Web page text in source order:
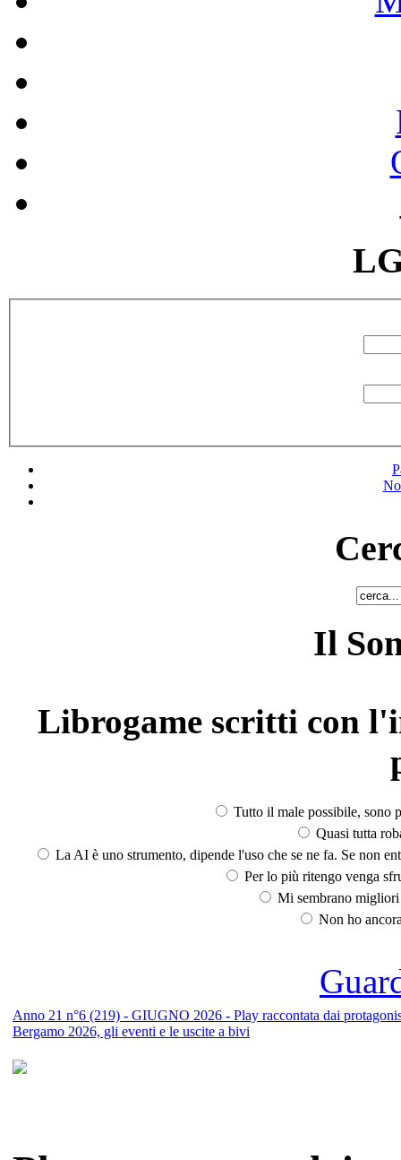
Il
Librogame scritti con
Tutto il male possibile, sono
Quasi tutta
La AI è uno strumento, dipende l'uso che se ne fa. Se non
Per lo più ritengo venga
Mi sembrano
Non ho
Anno 21 n°6 (219) - GIUGNO 2026 - Play raccontata dai
Bergamo 2026, gli eventi e le uscite a bivi